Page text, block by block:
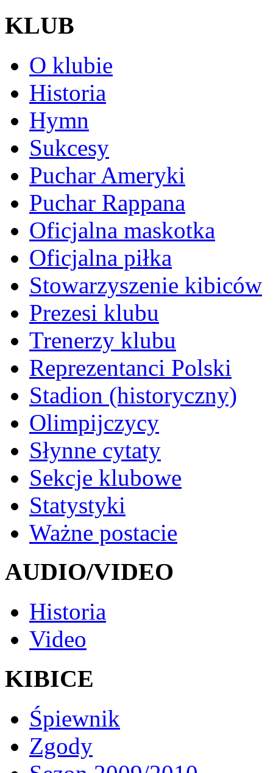
KLUB
O klubie
Historia
Hymn
Sukcesy
Puchar Ameryki
Puchar Rappana
Oficjalna maskotka
Oficjalna piłka
Stowarzyszenie kibiców
Prezesi klubu
Trenerzy klubu
Reprezentanci Polski
Stadion (historyczny)
Olimpijczycy
Słynne cytaty
Sekcje klubowe
Statystyki
Ważne postacie
AUDIO/VIDEO
Historia
Video
KIBICE
Śpiewnik
Zgody